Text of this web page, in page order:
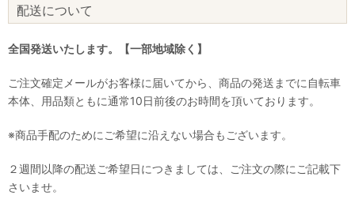
配送について
全国発送いたします。【一部地域除く】
ご注文確定メールがお客様に届いてから、商品の発送までに自転車
本体、用品類ともに通常10日前後のお時間を頂いております。
※商品手配のためにご希望に沿えない場合もございます。
２週間以降の配送ご希望日につきましては、ご注文の際にご記載下
さいませ。